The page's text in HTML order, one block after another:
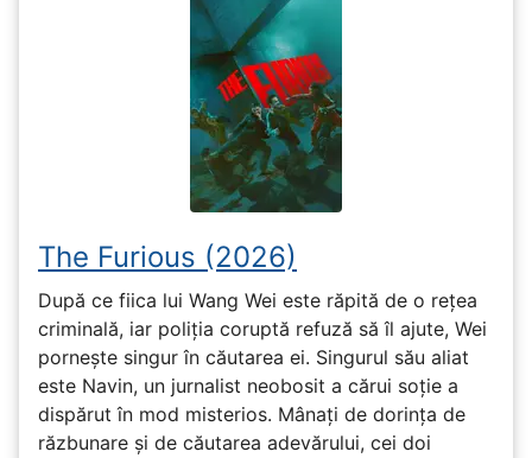
The Furious (2026)
După ce fiica lui Wang Wei este răpită de o rețea
criminală, iar poliția coruptă refuză să îl ajute, Wei
pornește singur în căutarea ei. Singurul său aliat
este Navin, un jurnalist neobosit a cărui soție a
dispărut în mod misterios. Mânați de dorința de
răzbunare și de căutarea adevărului, cei doi